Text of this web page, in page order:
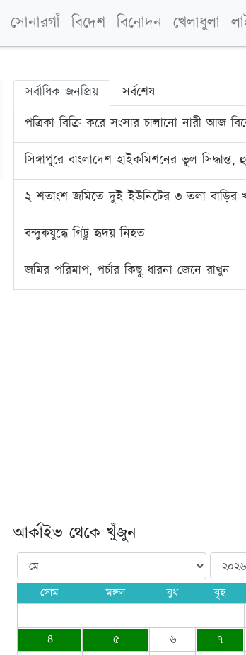
সোনারগাঁ বিদেশ বিনোদন খেলাধুলা
সর্বাধিক জনপ্রিয়
সর্বশেষ
পত্রিকা বিক্রি করে সংসার চালানো নারী আজ
সিঙ্গাপুরে বাংলাদেশ হাইকমিশনের ভুল সিদ্ধান্ত,
২ শতাংশ জমিতে দুই ইউনিটের ৩ তলা বাড়ির
বন্দুকযুদ্ধে গিট্টু হৃদয় নিহত
জমির পরিমাপ, পর্চার কিছু ধারনা জেনে রাখুন
আর্কাইভ থেকে খুঁজুন
সোম মঙ্গল বুধ বৃহ
৪
৫ ৬ ৭